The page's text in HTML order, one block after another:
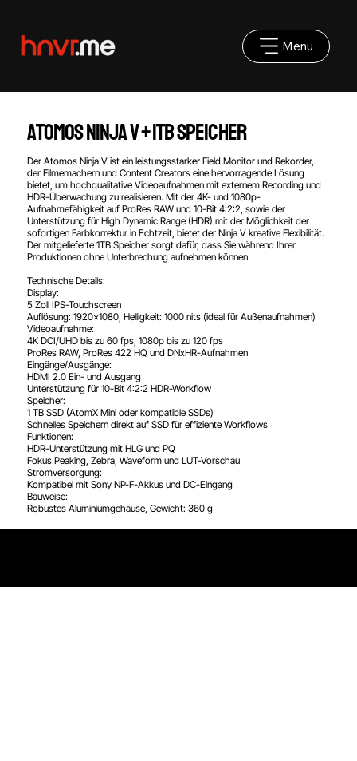
Menu
Atomos Ninja V + 1TB Speicher
Der Atomos Ninja V ist ein leistungsstarker Field Monitor und Rekorder,
der Filmemachern und Content Creators eine hervorragende Lösung
bietet, um hochqualitative Videoaufnahmen mit externem Recording und
HDR-Überwachung zu realisieren. Mit der 4K- und 1080p-
Aufnahmefähigkeit auf ProRes RAW und 10-Bit 4:2:2, sowie der
Unterstützung für High Dynamic Range (HDR) mit der Möglichkeit der
sofortigen Farbkorrektur in Echtzeit, bietet der Ninja V kreative Flexibilität.
Der mitgelieferte 1TB Speicher sorgt dafür, dass Sie während Ihrer
Produktionen ohne Unterbrechung aufnehmen können.
Technische Details:
Display:
5 Zoll IPS-Touchscreen
Auflösung: 1920x1080, Helligkeit: 1000 nits (ideal für Außenaufnahmen)
Videoaufnahme:
4K DCI/UHD bis zu 60 fps, 1080p bis zu 120 fps
ProRes RAW, ProRes 422 HQ und DNxHR-Aufnahmen
Eingänge/Ausgänge:
HDMI 2.0 Ein- und Ausgang
Unterstützung für 10-Bit 4:2:2 HDR-Workflow
Speicher:
1 TB SSD (AtomX Mini oder kompatible SSDs)
Schnelles Speichern direkt auf SSD für effiziente Workflows
Funktionen:
HDR-Unterstützung mit HLG und PQ
Fokus Peaking, Zebra, Waveform und LUT-Vorschau
Stromversorgung:
Kompatibel mit Sony NP-F-Akkus und DC-Eingang
Bauweise:
Robustes Aluminiumgehäuse, Gewicht: 360 g